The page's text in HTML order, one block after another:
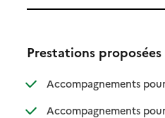
Prestations proposées
Accompagnements
Accompagnements